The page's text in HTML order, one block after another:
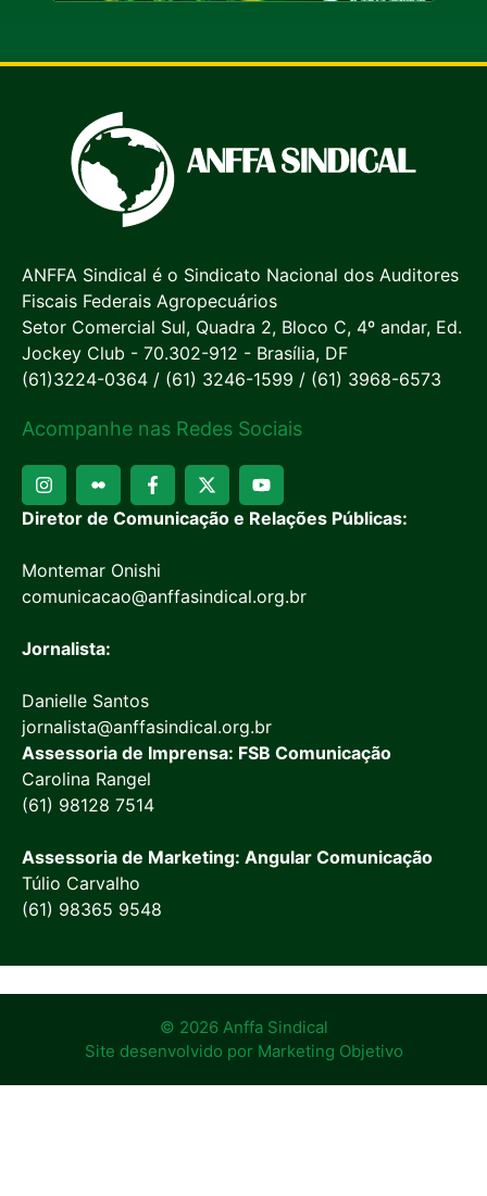
ANFFA Sindical é o Sindicato Nacional dos Auditores
Fiscais Federais Agropecuários
Setor Comercial Sul, Quadra 2, Bloco C, 4º andar, Ed.
Jockey Club - 70.302-912 - Brasília, DF
(61)3224-0364 / (61) 3246-1599 / (61) 3968-6573
Acompanhe nas Redes Sociais
Diretor de Comunicação e Relações Públicas:
Montemar Onishi
comunicacao@anffasindical.org.br
Jornalista:
Danielle Santos
jornalista@anffasindical.org.br
Assessoria de Imprensa: FSB Comunicação
Carolina Rangel
(61) 98128 7514
Assessoria de Marketing: Angular Comunicação
Túlio Carvalho
(61) 98365 9548
© 2026 Anffa Sindical
Site desenvolvido por Marketing Objetivo